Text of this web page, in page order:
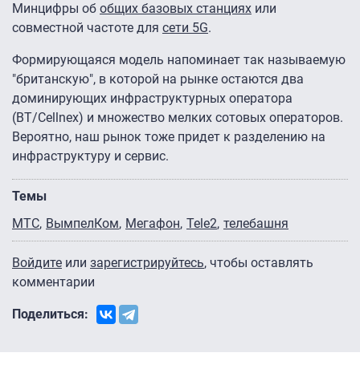
Минцифры об общих базовых станциях или
совместной частоте для сети 5G.
Формирующаяся модель напоминает так называемую
"британскую", в которой на рынке остаются два
доминирующих инфраструктурных оператора
(BT/Cellnex) и множество мелких сотовых операторов.
Вероятно, наш рынок тоже придет к разделению на
инфраструктуру и сервис.
Темы
МТС ВымпелКом Мегафон Tele2 телебашня
Войдите или зарегистрируйтесь, чтобы оставлять
комментарии
Поделиться: